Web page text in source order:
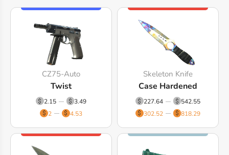
CZ75-Auto
Twist
2.15
3.49
2
4.53
Skeleton Knife
Case Hardened
227.64
542.55
302.52
818.29